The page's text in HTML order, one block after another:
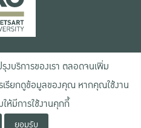
ยาว เขตจตุจักร กรุงเทพฯ 10900
2942 8200-45
ช้งานเว็บไซต์
สิทธิ์ใช้งาน
มเป็นส่วนตัว
งบริการของเรา ตลอดจนเพิ่ม
รียกดูข้อมูลของคุณ หากคุณใช้งาน
ห้มีการใช้งานคุกกี้
ยอมรับ